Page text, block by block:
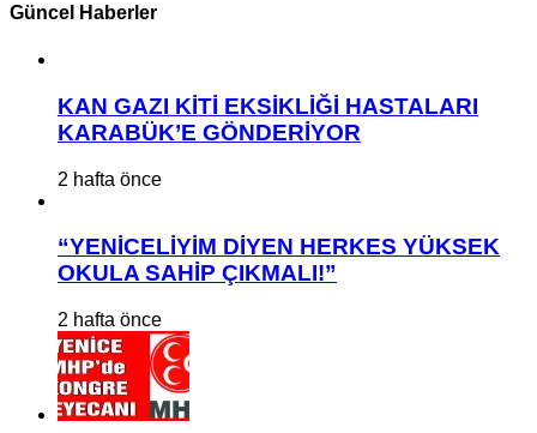
Güncel Haberler
KAN GAZI KİTİ EKSİKLİĞİ HASTALARI
KARABÜK’E GÖNDERİYOR
2 hafta önce
“YENİCELİYİM DİYEN HERKES YÜKSEK
OKULA SAHİP ÇIKMALI!”
2 hafta önce